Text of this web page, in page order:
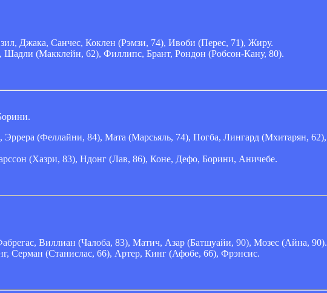
Джака, Санчес, Коклен (Рэмзи, 74), Ивоби (Перес, 71), Жиру.
(Макклейн, 62), Филлипс, Брант, Рондон (Робсон-Кану, 80).
(Феллайни, 84), Мата (Марсьяль, 74), Погба, Лингард (Мхитарян, 62),
(Хазри, 83), Ндонг (Лав, 86), Коне, Дефо, Борини, Аничебе.
Виллиан (Чалоба, 83), Матич, Азар (Батшуайи, 90), Мозес (Айна, 90).
Серман (Станислас, 66), Артер, Кинг (Афобе, 66), Фрэнсис.